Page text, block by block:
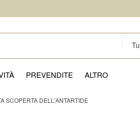
PREVENDITE ALTRO
SCOPERTA DELL'ANTARTIDE